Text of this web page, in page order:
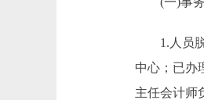
1.人员脱
中心；已办
主任会计师